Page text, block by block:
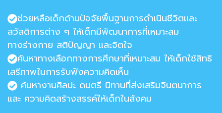
ช่วยหลือเด็กด้านปัจจัยพื้นฐานการดำเนินชีวิตและ
สวัสดิการต่าง ๆ ให้เด็กมีพัฒนาการที่เหมาะสม
ทางร่างกาย สติปัญญา และจิตใจ
ค้นหาทางเลือกทางการศึกษาที่เหมาะสม ให้เด็กใช้สิทธิ
เสรีภาพในการรับฟังความคิดเห็น
ค้นหางานศิลปะ ดนตรี นิทานที่ส่งเสริมจินตนาการ
และ ความคิดสร้างสรรค์ให้เด็กในสังคม